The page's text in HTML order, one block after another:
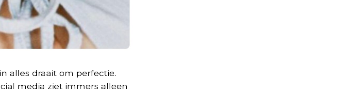
alles draait om perfectie.
media ziet immers alleen